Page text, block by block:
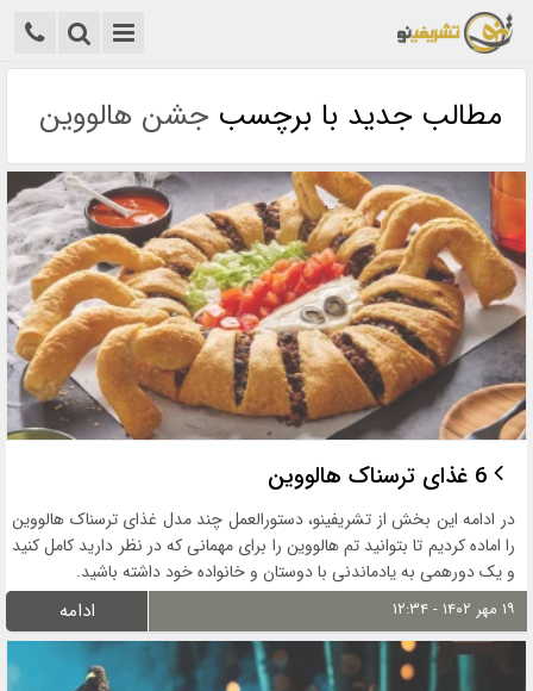
مطالب جدید با برچسب جشن هالووین
6 غذای ترسناک هالووین
در ادامه این بخش از تشریفینو، دستورالعمل چند مدل غذای ترسناک هالووین
را اماده کردیم تا بتوانید تم هالووین را برای مهمانی که در نظر دارید کامل کنید
و یک دورهمی به یادماندنی با دوستان و خانواده خود داشته باشید.
۱۹ مهر ۱۴۰۲ - ۱۲:۳۴ ادامه